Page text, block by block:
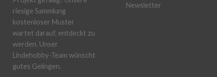
riesige Sammlung
kostenloser Muster
wartet darauf, entdeckt zu
werden. Unser
Lindehobby-Team wünscht
gutes Gelingen.
Newsletter